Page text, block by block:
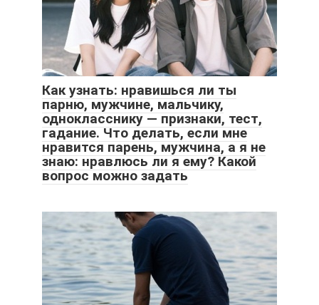
Как узнать: нравишься ли ты
парню, мужчине, мальчику,
однокласснику — признаки, тест,
гадание. Что делать, если мне
нравится парень, мужчина, а я не
знаю: нравлюсь ли я ему? Какой
вопрос можно задать